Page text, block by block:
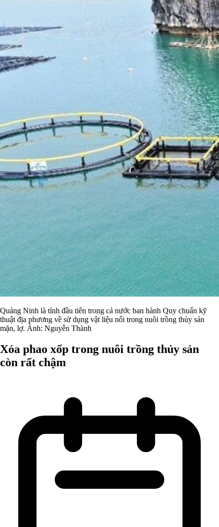
Quảng Ninh là tỉnh đầu tiên trong cả nước ban hành Quy chuẩn kỹ
thuật địa phương về sử dụng vật liệu nổi trong nuôi trồng thủy sản
mặn, lợ. Ảnh: Nguyễn Thành
Xóa phao xốp trong nuôi trồng thủy sản
còn rất chậm